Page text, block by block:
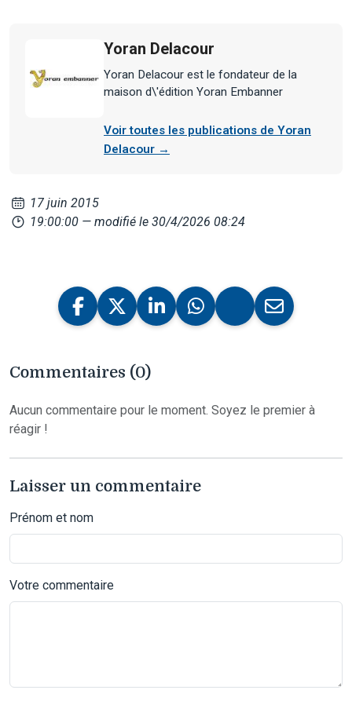
Yoran Delacour
Yoran Delacour est le fondateur de la
maison d\'édition Yoran Embanner
Voir toutes les publications de Yoran
Delacour →
17 juin 2015
19:00:00 — modifié le 30/4/2026 08:24
Commentaires (0)
Aucun commentaire pour le moment. Soyez le premier à
réagir !
Laisser un commentaire
Prénom et nom
Votre commentaire